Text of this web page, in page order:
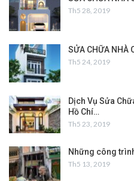
Th5 28, 2019
SỬA CHỮA NHÀ
Th5 24, 2019
Dịch Vụ Sửa
Hồ Chí…
Th5 23, 2019
Những công
Th5 13, 2019